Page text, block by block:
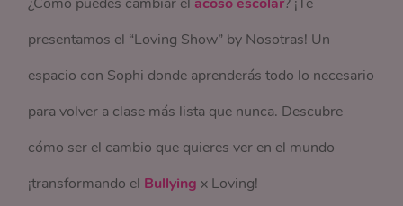
presentamos el “Loving Show” by Nosotras! Un
espacio con Sophi donde aprenderás todo lo necesario
para volver a clase más lista que nunca. Descubre
cómo ser el cambio que quieres ver en el mundo
¡transformando el Bullying x Loving!